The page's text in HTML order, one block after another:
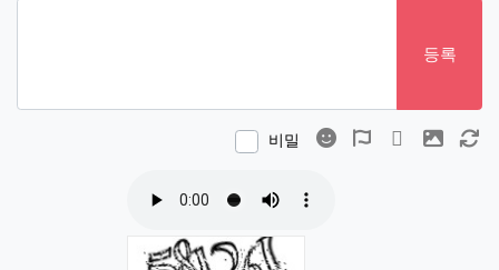
등록
비밀 이모티콘폰트어썸
동영상 이미지